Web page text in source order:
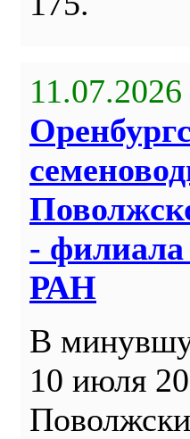
11.07.2026
-
РАН
В
10 июля